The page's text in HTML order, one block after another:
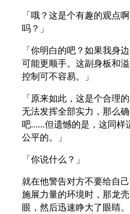
「哦？这是个有趣的观点
吗？」
「你明白的吧？如果我身
可能更顺手。这副身板和
控制可不容易。」
「原来如此，这是个合理
无法发挥全部实力，那么
吧……但遗憾的是，这同样
公平的。」
「你说什么？」
就在他警告对方不要给自
施展力量的环境时，那龙
眼，然后迅速睁大了眼睛。